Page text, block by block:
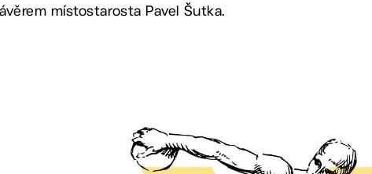
místostarosta Pavel Šutka.